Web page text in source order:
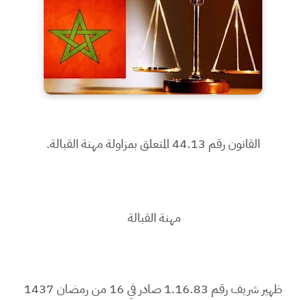
القانون رقم 44.13 المتعلق بمزاولة مهنة القبالة.
مهنة القبالة
ظهير شريف رقم 1.16.83 صادر في 16 من رمضان 1437